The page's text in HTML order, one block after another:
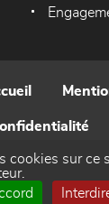
Contact
cookies sur ce